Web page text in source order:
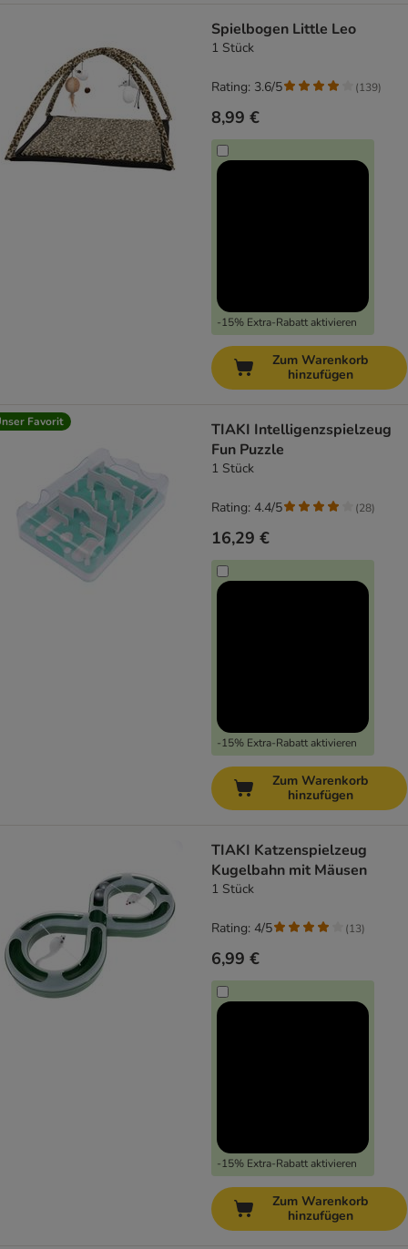
Spielbogen Little Leo
1 Stück
8,99 €
-15% Extra-Rabatt aktivieren
Rating: 3.6/5 (139)
Zum Warenkorb
hinzufügen
Favorit
TIAKI Intelligenzspielzeug
Fun Puzzle
1 Stück
16,29 €
-15% Extra-Rabatt aktivieren
Rating: 4.4/5 (28)
Zum Warenkorb
hinzufügen
TIAKI Katzenspielzeug
Kugelbahn mit Mäusen
1 Stück
6,99 €
-15% Extra-Rabatt aktivieren
Rating: 4/5 (13)
Zum Warenkorb
hinzufügen